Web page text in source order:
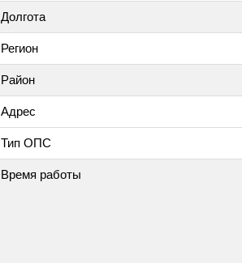
Долгота
Регион
Район
Адрес
Тип ОПС
Время работы